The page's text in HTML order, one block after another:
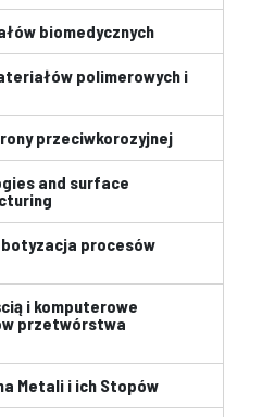
biomedycznych
polimerowych i
przeciwkorozyjnej
and surface
procesów
i komputerowe
przetwórstwa
Metali i ich Stopów